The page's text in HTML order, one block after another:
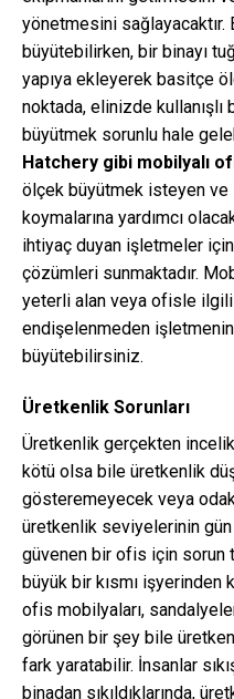
yönetmesini sağlayacaktır.
büyütebilirken, bir binayı
yapıya ekleyerek basitçe
noktada, elinizde
büyütmek sorunlu hale
Hatchery gibi mobilyalı
ölçek büyütmek isteyen ve
koymalarına yardımcı
ihtiyaç duyan işletmeler
çözümleri sunmaktadır.
yeterli alan veya ofisle ilgili
endişelenmeden
büyütebilirsiniz.
Üretkenlik Sorunları
Üretkenlik gerçekten
kötü olsa bile üretkenlik
gösteremeyecek veya
üretkenlik seviyelerinin
güvenen bir ofis için sorun
büyük bir kısmı işyerinden
ofis mobilyaları,
görünen bir şey bile
fark yaratabilir. İnsanlar
binadan sıkıldıklarında,